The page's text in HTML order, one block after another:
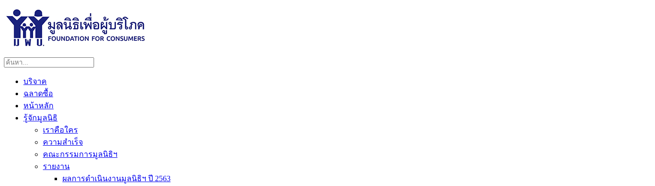
บริจาค
ฉลาดซื้อ
หน้าหลัก
รู้จักมูลนิธิ
เราคือใคร
ความสำเร็จ
คณะกรรมการมูลนิธิฯ
รายงาน
ผลการดำเนินงานมูลนิธิฯ ปี 2563